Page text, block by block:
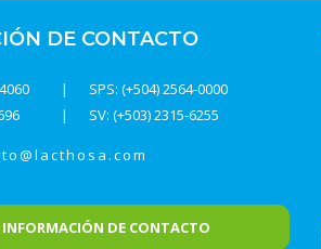
DE CONTACTO
SPS: (+504) 2564-0000
SV: (+503) 2315-6255
DE CONTACTO